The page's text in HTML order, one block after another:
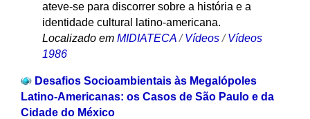
ateve-se para discorrer sobre a história e a
identidade cultural latino-americana.
Localizado em MIDIATECA /Vídeos /Vídeos
1986
Desafios Socioambientais às Megalópoles
Latino-Americanas: os Casos de São Paulo e da
Cidade do México